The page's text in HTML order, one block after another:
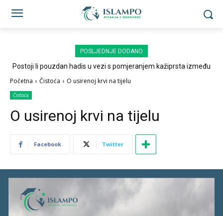
POSLJEDNJE DODANO
Postoji li pouzdan hadis u vezi s pomjeranjem kažiprsta između
Početna Čistoća O usirenoj krvi na tijelu
Čistoća
O usirenoj krvi na tijelu
Facebook Twitter